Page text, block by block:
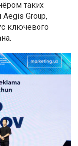
таких
Aegis Group,
ключевого